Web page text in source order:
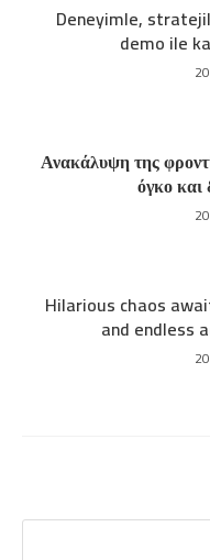
Deneyimle,
demo ile
Ανακάλυψη της
όγκο και
Hilarious chaos
and endless